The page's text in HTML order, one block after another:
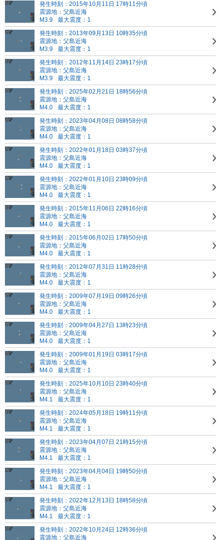
発生時刻：2015年10月11日 17時11分頃
震源地：父島近海
M3.9
最大震度：1
発生時刻：2013年09月13日 10時35分頃
震源地：父島近海
M3.9
最大震度：1
発生時刻：2012年11月14日 23時17分頃
震源地：父島近海
M3.9
最大震度：1
発生時刻：2025年02月21日 18時56分頃
震源地：父島近海
M4.0
最大震度：1
発生時刻：2023年04月08日 08時58分頃
震源地：父島近海
M4.0
最大震度：1
発生時刻：2022年01月18日 03時37分頃
震源地：父島近海
M4.0
最大震度：1
発生時刻：2022年01月10日 23時09分頃
震源地：父島近海
M4.0
最大震度：1
発生時刻：2015年11月06日 22時16分頃
震源地：父島近海
M4.0
最大震度：1
発生時刻：2015年06月02日 17時50分頃
震源地：父島近海
M4.0
最大震度：1
発生時刻：2012年07月31日 11時28分頃
震源地：父島近海
M4.0
最大震度：1
発生時刻：2009年07月19日 09時26分頃
震源地：父島近海
M4.0
最大震度：1
発生時刻：2009年04月27日 13時23分頃
震源地：父島近海
M4.0
最大震度：1
発生時刻：2009年01月19日 03時17分頃
震源地：父島近海
M4.0
最大震度：1
発生時刻：2025年10月10日 23時40分頃
震源地：父島近海
M4.1
最大震度：1
発生時刻：2024年05月18日 19時11分頃
震源地：父島近海
M4.1
最大震度：1
発生時刻：2023年04月07日 21時15分頃
震源地：父島近海
M4.1
最大震度：1
発生時刻：2023年04月04日 19時50分頃
震源地：父島近海
M4.1
最大震度：1
発生時刻：2022年12月13日 18時58分頃
震源地：父島近海
M4.1
最大震度：1
発生時刻：2022年10月24日 12時36分頃
震源地：父島近海